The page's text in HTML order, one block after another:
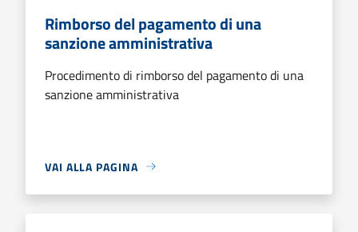
Rimborso del pagamento di una
sanzione amministrativa
Procedimento di rimborso del pagamento di una
sanzione amministrativa
VAI ALLA PAGINA